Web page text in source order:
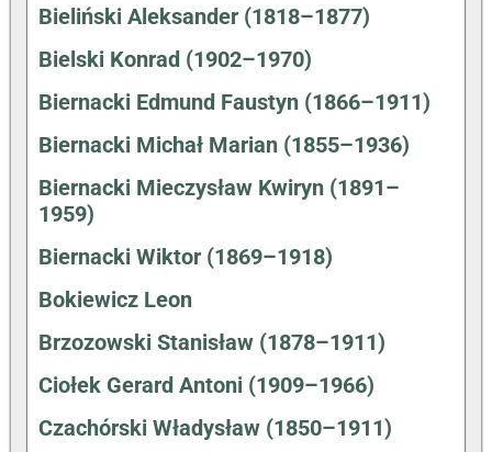
Bieliński Aleksander (1818–1877)
Bielski Konrad (1902–1970)
Biernacki Edmund Faustyn (1866–1911)
Biernacki Michał Marian (1855–1936)
Biernacki Mieczysław Kwiryn (1891–
1959)
Biernacki Wiktor (1869–1918)
Bokiewicz Leon
Brzozowski Stanisław (1878–1911)
Ciołek Gerard Antoni (1909–1966)
Czachórski Władysław (1850–1911)